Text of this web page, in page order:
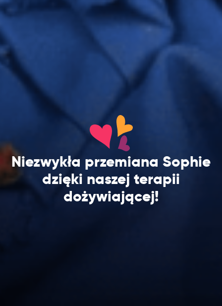
Niezwykła przemiana Sophie
dzięki naszej terapii
dożywiającej!